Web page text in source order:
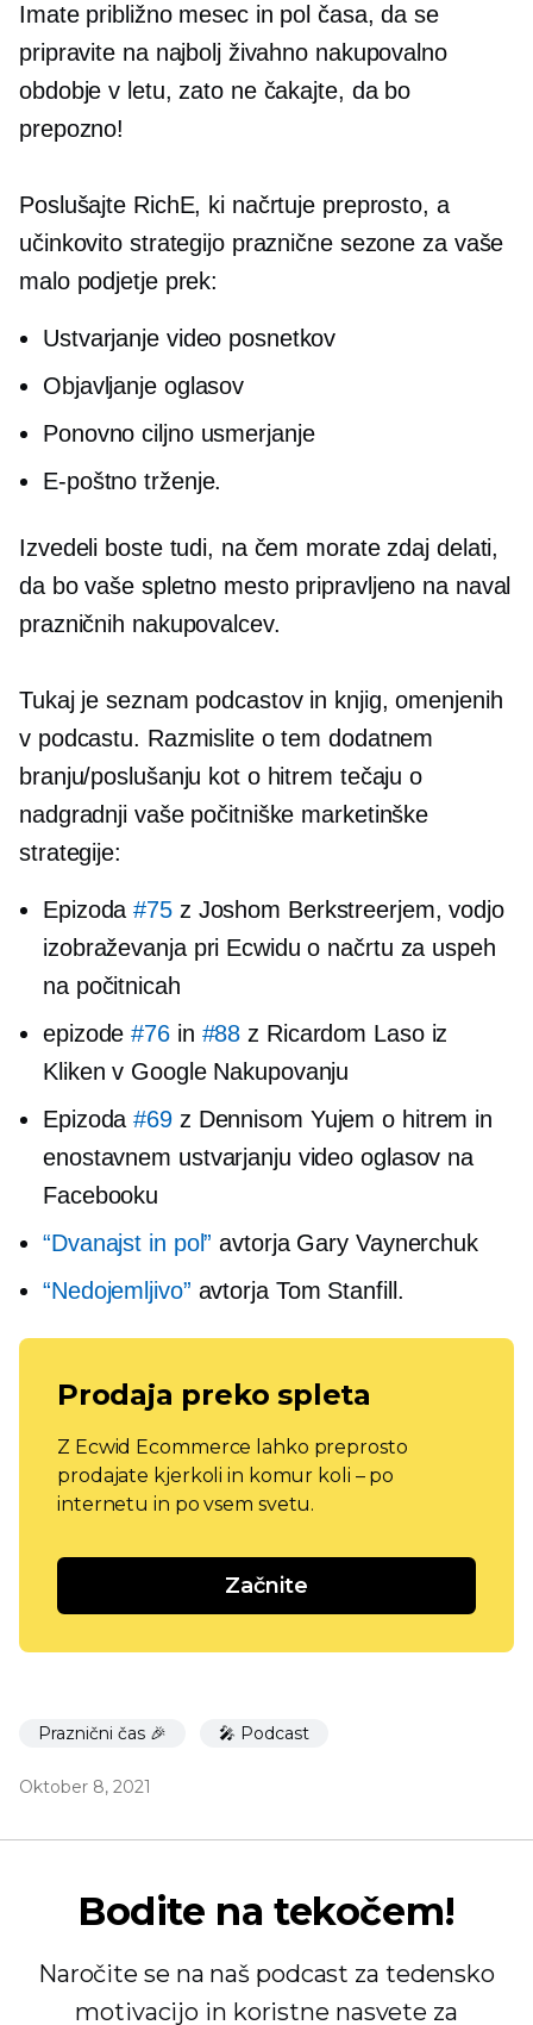
Imate približno mesec in pol časa, da se
pripravite na najbolj živahno nakupovalno
obdobje v letu, zato ne čakajte, da bo
prepozno!
Poslušajte RichE, ki načrtuje preprosto, a
učinkovito strategijo praznične sezone za vaše
malo podjetje prek:
Ustvarjanje video posnetkov
Objavljanje oglasov
Ponovno ciljno usmerjanje
E-poštno trženje.
Izvedeli boste tudi, na čem morate zdaj delati,
da bo vaše spletno mesto pripravljeno na naval
prazničnih nakupovalcev.
Tukaj je seznam podcastov in knjig, omenjenih
v podcastu. Razmislite o tem dodatnem
branju/poslušanju kot o hitrem tečaju o
nadgradnji vaše počitniške marketinške
strategije:
Epizoda#75z Joshom Berkstreerjem, vodjo
izobraževanja pri Ecwidu o načrtu za uspeh
na počitnicah
epizode#76in #88 z Ricardom Laso iz
Kliken v Google Nakupovanju
Epizoda#69z Dennisom Yujem o hitrem in
enostavnem ustvarjanju video oglasov na
Facebooku
“Dvanajst in pol” avtorja Gary Vaynerchuk
“Nedojemljivo” avtorja Tom Stanfill.
Prodaja preko spleta
Z Ecwid Ecommerce lahko preprosto
prodajate kjerkoli in komur koli – po
internetu in po vsem svetu.
Začnite
Praznični čas 🎉 🎤 Podcast
Oktober 8, 2021
Bodite na tekočem!
Naročite se na naš podcast za tedensko
motivacijo in koristne nasvete za